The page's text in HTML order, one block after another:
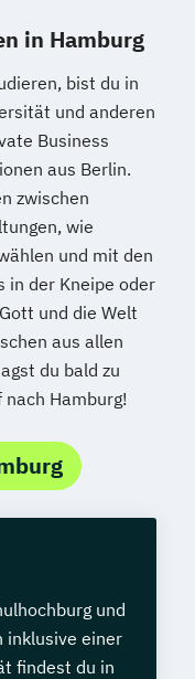
in Hamburg
bist du in
und anderen
Business
aus Berlin.
zwischen
wie
und mit den
in der Kneipe oder
und die Welt
aus allen
du bald zu
nach Hamburg!
und
inklusive einer
findest du in